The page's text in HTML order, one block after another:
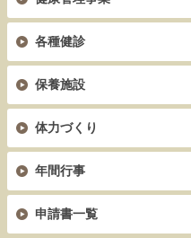
各種健診
保養施設
体力づくり
年間行事
申請書一覧